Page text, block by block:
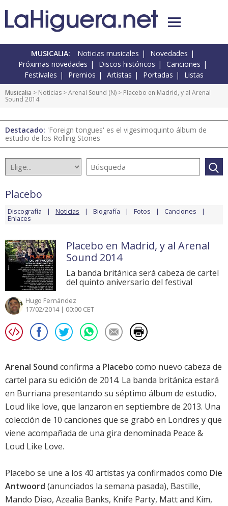
MUSICALIA: Noticias musicales
Novedades
Próximas novedades
Discos históricos
Canciones
Festivales
Premios Artistas Portadas Listas
Musicalia > Noticias >Arenal Sound (N) > Placebo en Madrid, y al Arenal
Sound 2014
Destacado: 'Foreign tongues' es el vigesimoquinto álbum de
estudio de los Rolling Stones
Placebo
Discografía Noticias Biografía Fotos Canciones
Enlaces
Placebo en Madrid, y al Arenal
Sound 2014
La banda británica será cabeza de cartel
del quinto aniversario del festival
Hugo Fernández
17/02/2014 | 00:00 CET
Arenal Sound confirma a Placebo como nuevo cabeza de
cartel para su edición de 2014. La banda británica estará
en Burriana presentando su séptimo álbum de estudio,
Loud like love, que lanzaron en septiembre de 2013. Una
colección de 10 canciones que se grabó en Londres y que
viene acompañada de una gira denominada Peace &
Loud Like Love.
Placebo se une a los 40 artistas ya confirmados como Die
Antwoord (anunciados la semana pasada), Bastille,
Mando Diao, Azealia Banks, Knife Party, Matt and Kim,